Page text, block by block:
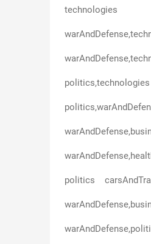
technologies
politics,technologies
politics